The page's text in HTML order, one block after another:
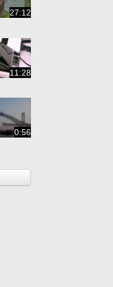
27:12
11:28
0:56